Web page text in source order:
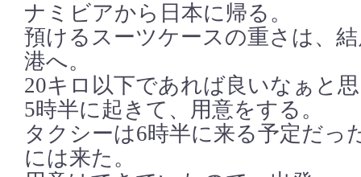
ナミビアから日本に帰る。
預けるスーツケースの重さは、
港へ。
20キロ以下であれば良いなぁと
5時半に起きて、用意をする。
タクシーは6時半に来る予定だっ
には来た。